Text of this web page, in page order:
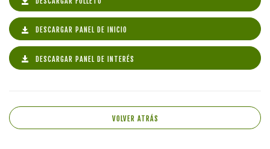
DESCARGAR PANEL DE INICIO
DESCARGAR PANEL DE INTERÉS
VOLVER ATRÁS